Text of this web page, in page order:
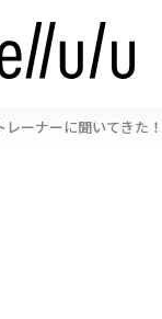
ーナーに聞いてきた！